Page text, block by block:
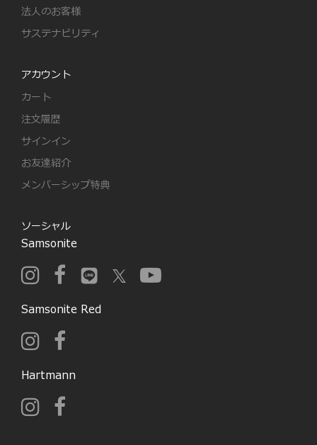
法人のお客様
サステナビリティ
アカウント
カート
注文履歴
サインイン
お友達紹介
メンバーシップ特典
ソーシャル
Samsonite
Samsonite Red
Hartmann